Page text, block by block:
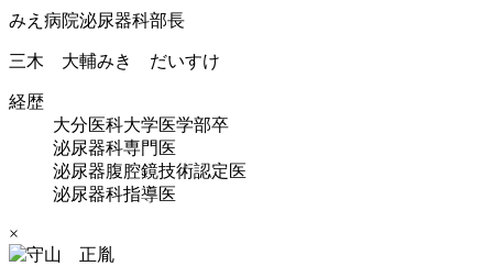
みえ病院泌尿器科部長
三木 大輔みき だいすけ
経歴
大分医科大学医学部卒
泌尿器科専門医
泌尿器腹腔鏡技術認定医
泌尿器科指導医
×